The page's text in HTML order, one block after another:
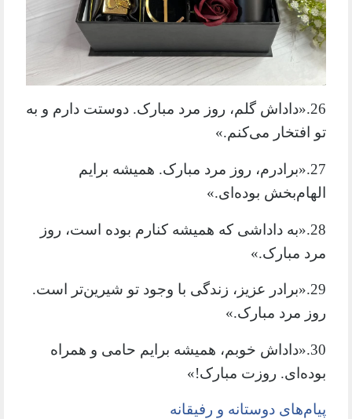
26.«داداش گلم، روز مرد مبارک. دوستت دارم و به
تو افتخار می‌کنم.»
27.«برادرم، روز مرد مبارک. همیشه برایم
الهام‌بخش بوده‌ای.»
28.«به داداشی که همیشه کنارم بوده است، روز
مرد مبارک.»
29.«برادر عزیز، زندگی با وجود تو شیرین‌تر است.
روز مرد مبارک.»
30.«داداش خوبم، همیشه برایم حامی و همراه
بوده‌ای. روزت مبارک!»
پیام‌های دوستانه و رفیقانه